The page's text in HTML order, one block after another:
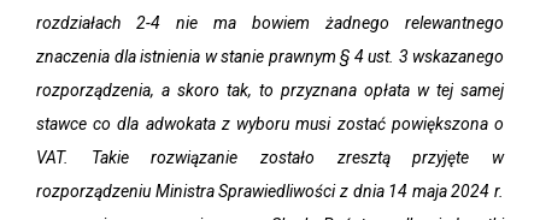
rozdziałach 2-4 nie ma bowiem żadnego relewantnego
znaczenia dla istnienia w stanie prawnym § 4 ust. 3 wskazanego
rozporządzenia, a skoro tak, to przyznana opłata w tej samej
stawce co dla adwokata z wyboru musi zostać powiększona o
VAT. Takie rozwiązanie zostało zresztą przyjęte w
rozporządzeniu Ministra Sprawiedliwości z dnia 14 maja 2024 r.